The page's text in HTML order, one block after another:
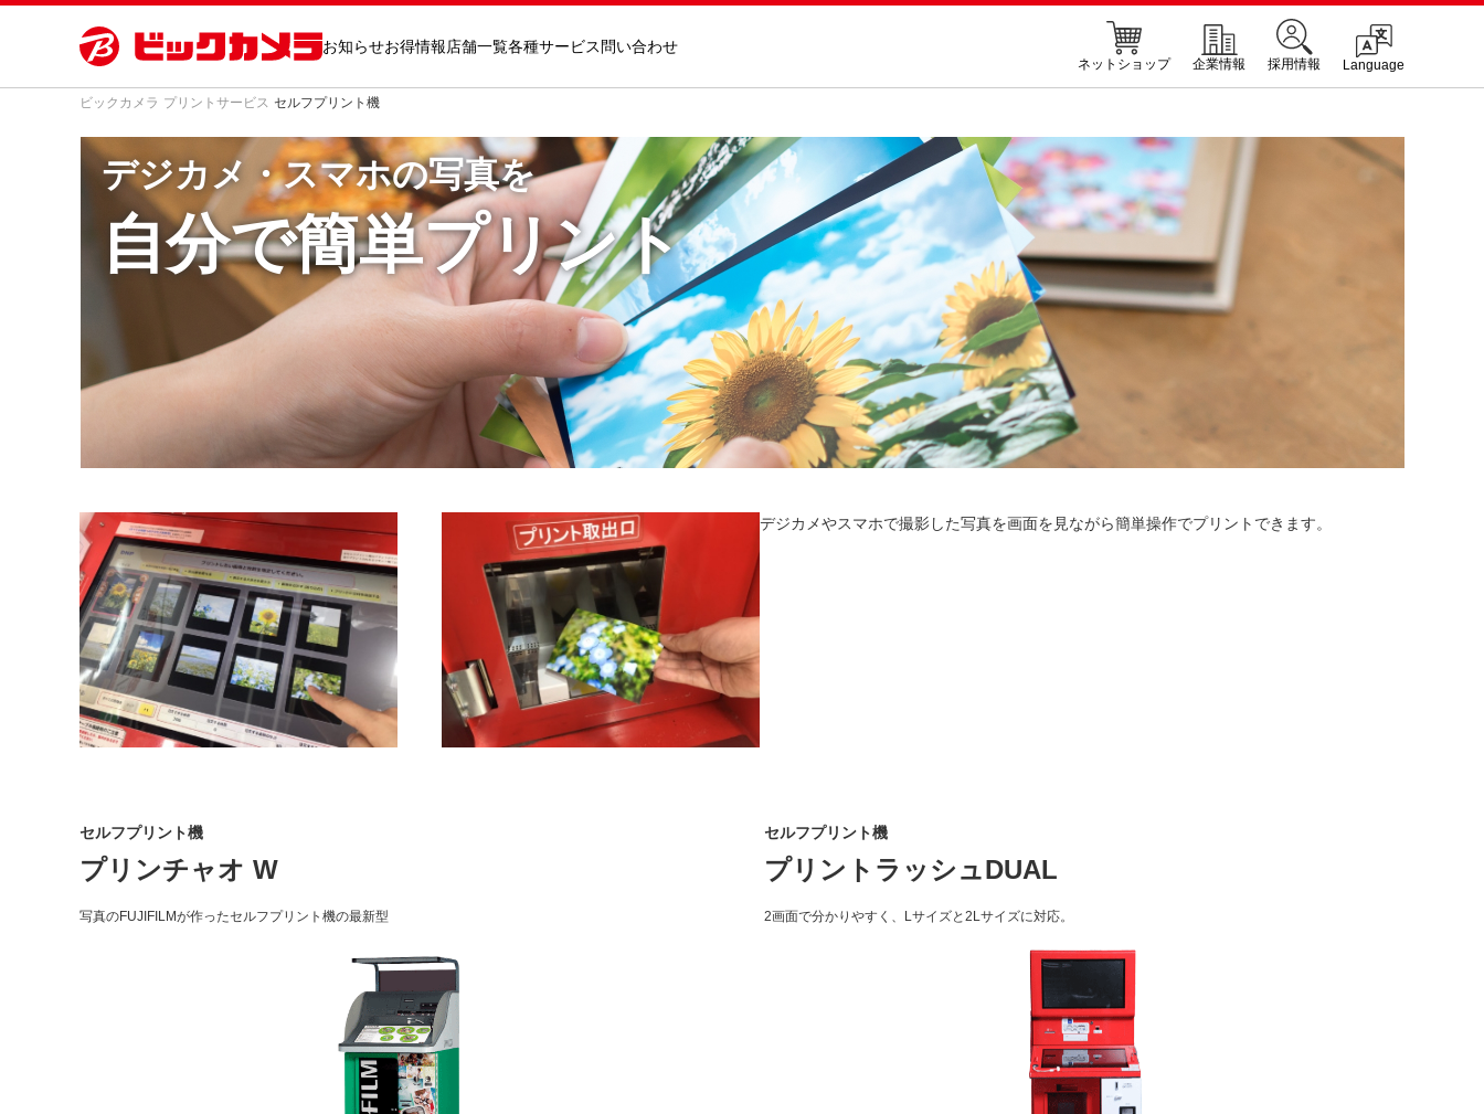
お知らせお得情報店舗一覧各種サービス問い合わせ
ネットショップ 企業情報 採用情報 Language
ビックカメラ プリントサービス セルフプリント機
デジカメ・スマホの写真を
自分で簡単プリント
デジカメやスマホで撮影した写真を画面を見ながら簡単操作でプリントできます。
セルフプリント機
プリンチャオ W
写真のFUJIFILMが作ったセルフプリント機の最新型
セルフプリント機
プリントラッシュDUAL
2画面で分かりやすく、Lサイズと2Lサイズに対応。